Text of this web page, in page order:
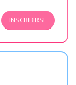
INSCRIBIRSE